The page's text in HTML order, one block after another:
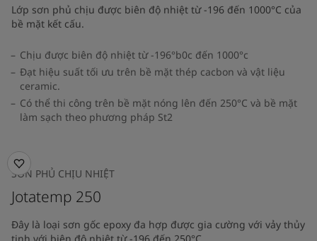
Lớp sơn phủ chịu được biên độ nhiệt từ -196 đến 1000°C của
bề mặt kết cấu.
Chịu được biên độ nhiệt từ -196°b0c đến 1000°c
Đạt hiệu suất tối ưu trên bề mặt thép cacbon và vật liệu
ceramic.
Có thể thi công trên bề mặt nóng lên đến 250°C và bề mặt
làm sạch theo phương pháp St2
SƠN PHỦ CHỊU NHIỆT
Jotatemp 250
Đây là loại sơn gốc epoxy đa hợp được gia cường với vảy thủy